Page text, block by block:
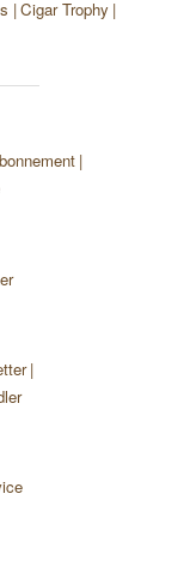
Cigar Trophy